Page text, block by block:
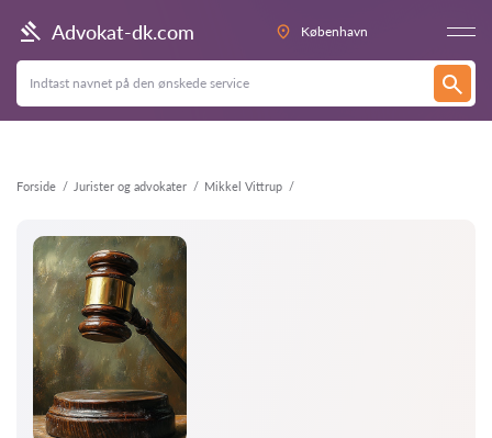
Advokat-dk.com København
Forside Jurister og advokater Mikkel Vittrup
Tilbage